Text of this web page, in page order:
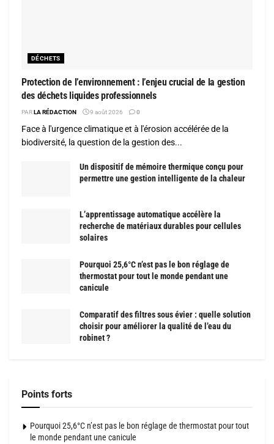
DÉCHETS
Protection de l’environnement : l’enjeu crucial de la gestion
des déchets liquides professionnels
PAR LA RÉDACTION 9 août 2026 0
Face à l'urgence climatique et à l'érosion accélérée de la
biodiversité, la question de la gestion des...
Un dispositif de mémoire thermique conçu pour
permettre une gestion intelligente de la chaleur
L’apprentissage automatique accélère la
recherche de matériaux durables pour cellules
solaires
Pourquoi 25,6°C n’est pas le bon réglage de
thermostat pour tout le monde pendant une
canicule
Comparatif des filtres sous évier : quelle solution
choisir pour améliorer la qualité de l’eau du
robinet ?
Points forts
Pourquoi 25,6°C n’est pas le bon réglage de thermostat pour tout
le monde pendant une canicule